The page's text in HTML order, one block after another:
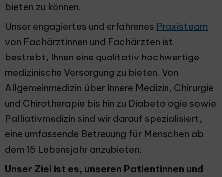
bieten zu können.
Unser engagiertes und erfahrenes Praxisteam
von Fachärztinnen und Fachärzten ist
bestrebt, Ihnen eine qualitativ hochwertige
medizinische Versorgung zu bieten. Von
Allgemeinmedizin über Innere Medizin, Chirurgie
und Chirotherapie bis hin zu Diabetologie sowie
Palliativmedizin sind wir darauf spezialisiert,
eine umfassende Betreuung für Menschen ab
dem 15 Lebensjahr anzubieten.
Unser Ziel ist es, unseren Patientinnen und